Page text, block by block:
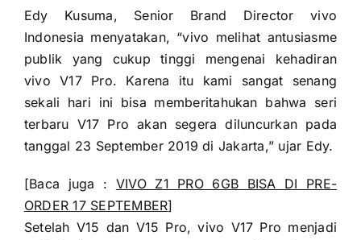
Edy Kusuma, Senior Brand Director vivo
Indonesia menyatakan, “vivo melihat antusiasme
publik yang cukup tinggi mengenai kehadiran
vivo V17 Pro. Karena itu kami sangat senang
sekali hari ini bisa memberitahukan bahwa seri
terbaru V17 Pro akan segera diluncurkan pada
tanggal 23 September 2019 di Jakarta,” ujar Edy.
[Baca juga : VIVO Z1 PRO 6GB BISA DI PRE-
ORDER 17 SEPTEMBER]
Setelah V15 dan V15 Pro, vivo V17 Pro menjadi